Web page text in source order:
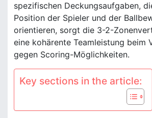
spezifischen Deckungsaufgaben,
Position der Spieler und der
orientieren, sorgt die 3-2-
eine kohärente Teamleistung beim
gegen Scoring-Möglichkeiten.
Key sections in the article: